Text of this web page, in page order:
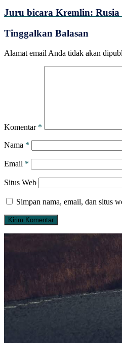
Juru bicara Kremlin:
Tinggalkan Balasan
Alamat email Anda tidak akan
Komentar *
Nama *
Email *
Situs Web
Simpan nama, email, dan situs